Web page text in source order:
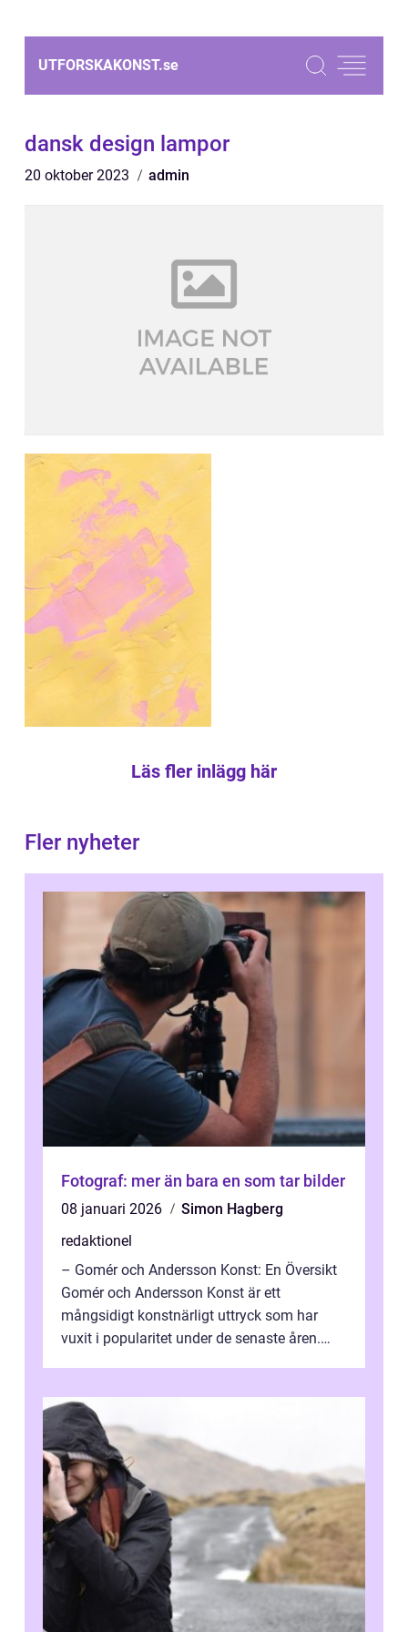
UTFORSKAKONST.se
dansk design lampor
20 oktober 2023 admin
Läs fler inlägg här
Fler nyheter
Fotograf: mer än bara en som tar bilder
08 januari 2026
Simon Hagberg
redaktionel
– Gomér och Andersson Konst: En Översikt
Gomér och Andersson Konst är ett
mångsidigt konstnärligt uttryck som har
vuxit i popularitet under de senaste åren.